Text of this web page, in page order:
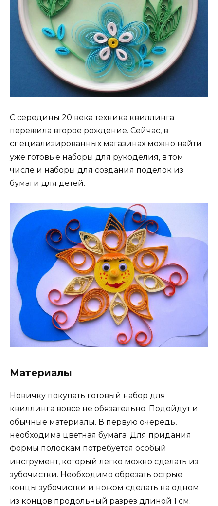
С середины 20 века техника квиллинга
пережила второе рождение. Сейчас, в
специализированных магазинах можно найти
уже готовые наборы для рукоделия, в том
числе и наборы для создания поделок из
бумаги для детей.
Материалы
Новичку покупать готовый набор для
квиллинга вовсе не обязательно. Подойдут и
обычные материалы. В первую очередь,
необходима цветная бумага. Для придания
формы полоскам потребуется особый
инструмент, который легко можно сделать из
зубочистки. Необходимо обрезать острые
концы зубочистки и ножом сделать на одном
из концов продольный разрез длиной 1 см.